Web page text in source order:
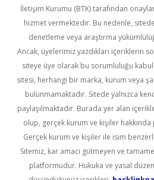
İletişim Kurumu (BTK) tarafından
hizmet vermektedir. Bu nedenle,
denetleme veya araştırma
Ancak, üyelerimiz yazdıkları içeriklerin
siteye üye olarak bu sorumluluğu
sitesi, herhangi bir marka, kurum veya
bulunmamaktadır. Sitede yalnızca
paylaşılmaktadır. Burada yer alan
olup, gerçek kurum ve kişiler hakkında
Gerçek kurum ve kişiler ile isim
Sitemiz, kar amacı gütmeyen ve
platformudur. Hukuka ve yasal